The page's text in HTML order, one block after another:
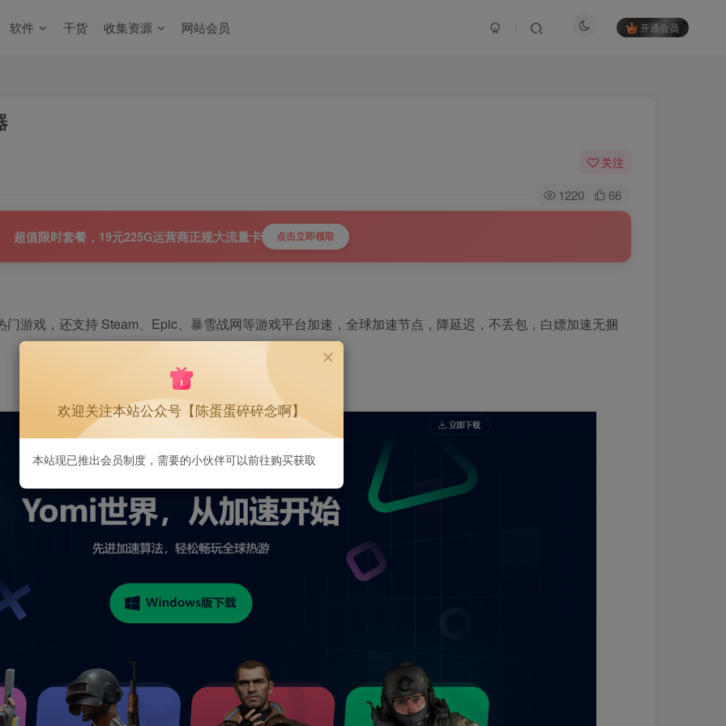
软件 干货 收集资源 网站会员 开通会员
关注
1220 66
超值限时套餐，19元225G运营商正规大流量卡 点击立即领取
游戏，还支持 Steam、Epic、暴雪战网等游戏平台加速，全球加速节点，降延迟，不丢包，白嫖加速无捆
欢迎关注本站公众号【陈蛋蛋碎碎念啊】
本站现已推出会员制度，需要的小伙伴可以前往购买获取